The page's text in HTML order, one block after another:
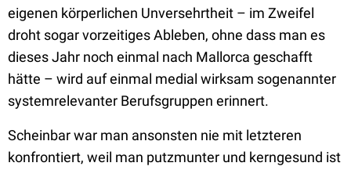
eigenen körperlichen Unversehrtheit – im Zweifel
droht sogar vorzeitiges Ableben, ohne dass man es
dieses Jahr noch einmal nach Mallorca geschafft
hätte – wird auf einmal medial wirksam sogenannter
systemrelevanter Berufsgruppen erinnert.
Scheinbar war man ansonsten nie mit letzteren
konfrontiert, weil man putzmunter und kerngesund ist